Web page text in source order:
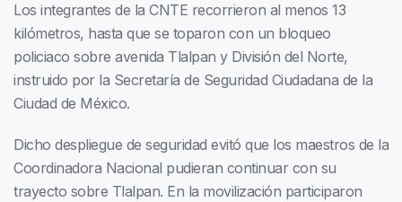
Los integrantes de la CNTE recorrieron al menos 13
kilómetros, hasta que se toparon con un bloqueo
policiaco sobre avenida Tlalpan y División del Norte,
instruido por la Secretaría de Seguridad Ciudadana de la
Ciudad de México.
Dicho despliegue de seguridad evitó que los maestros de la
Coordinadora Nacional pudieran continuar con su
trayecto sobre Tlalpan. En la movilización participaron